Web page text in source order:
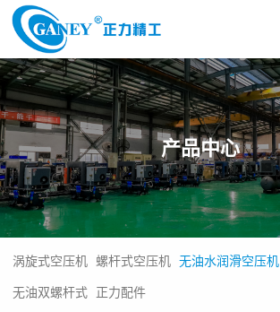
产品中心
涡旋式空压机 螺杆式空压机 无油水润滑空压机
无油双螺杆式 正力配件